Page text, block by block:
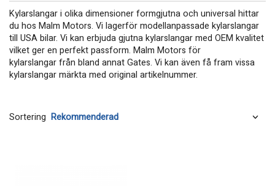
Kylarslangar i olika dimensioner formgjutna och universal hittar
du hos Malm Motors. Vi lagerför modellanpassade kylarslangar
till USA bilar. Vi kan erbjuda gjutna kylarslangar med OEM kvalitet
vilket ger en perfekt passform. Malm Motors för
kylarslangar från bland annat Gates. Vi kan även få fram vissa
kylarslangar märkta med original artikelnummer.
Sortering